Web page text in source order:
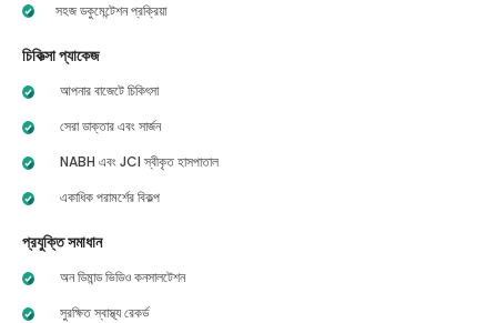
সহজ ডকুমেন্টেশন প্রক্রিয়া
চিকিত্সা প্যাকেজ
আপনার বাজেটে চিকিৎসা
সেরা ডাক্তার এবং সার্জন
NABH এবং JCI স্বীকৃত হাসপাতাল
একাধিক পরামর্শের বিকল্প
প্রযুক্তি সমাধান
অন ডিমান্ড ভিডিও কনসালটেশন
সুরক্ষিত স্বাস্থ্য রেকর্ড